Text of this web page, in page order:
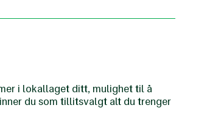
i lokallaget ditt, mulighet til å
du som tillitsvalgt alt du trenger